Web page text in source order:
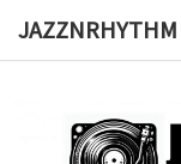
JAZZNRHYTHM